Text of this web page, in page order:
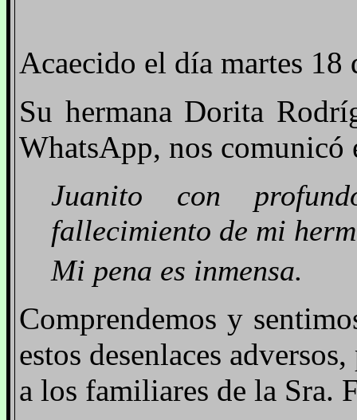
Acaecido el día martes 18
Su hermana Dorita
WhatsApp, nos comunicó
Juanito con
fallecimiento de mi
Mi pena es inmensa.
Comprendemos y
estos desenlaces
a los familiares de la Sra.